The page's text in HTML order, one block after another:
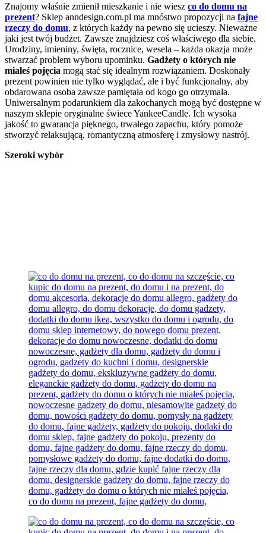
Znajomy właśnie zmienił mieszkanie i nie wiesz co do domu na
prezent? Sklep anndesign.com.pl ma mnóstwo propozycji na fajne
rzeczy do domu, z których każdy na pewno się ucieszy. Nieważne
jaki jest twój budżet. Zawsze znajdziesz coś właściwego dla siebie.
Urodziny, imieniny, święta, rocznice, wesela – każda okazja może
stwarzać problem wyboru upominku. Gadżety o których nie
miałeś pojęcia mogą stać się idealnym rozwiązaniem. Doskonały
prezent powinien nie tylko wyglądać, ale i być funkcjonalny, aby
obdarowana osoba zawsze pamiętała od kogo go otrzymała.
Uniwersalnym podarunkiem dla zakochanych mogą być dostępne w
naszym sklepie oryginalne świece YankeeCandle. Ich wysoka
jakość to gwarancja pięknego, trwałego zapachu, który pomoże
stworzyć relaksującą, romantyczną atmosferę i zmysłowy nastrój.
Szeroki wybór